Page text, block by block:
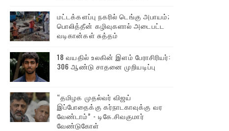
மட்டக்களப்பு நகரில் டெங்கு அபாயம்;
பொலித்தீன் கழிவுகளால் அடைபட்ட
வடிகான்கள் சுத்தம்
18 வயதில் உலகின் இளம் பேராசிரியர்:
306 ஆண்டு சாதனை முறியடிப்பு
“தமிழக முதல்வர் விஜய்
இப்போதைக்கு கர்நாடகாவுக்கு வர
வேண்டாம்” - டிகே.சிவகுமார்
வேண்டுகோள்